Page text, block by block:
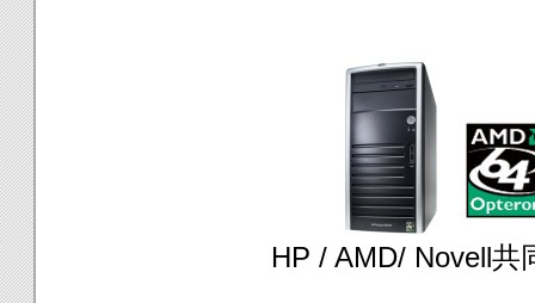
HP / AMD/ Novell共